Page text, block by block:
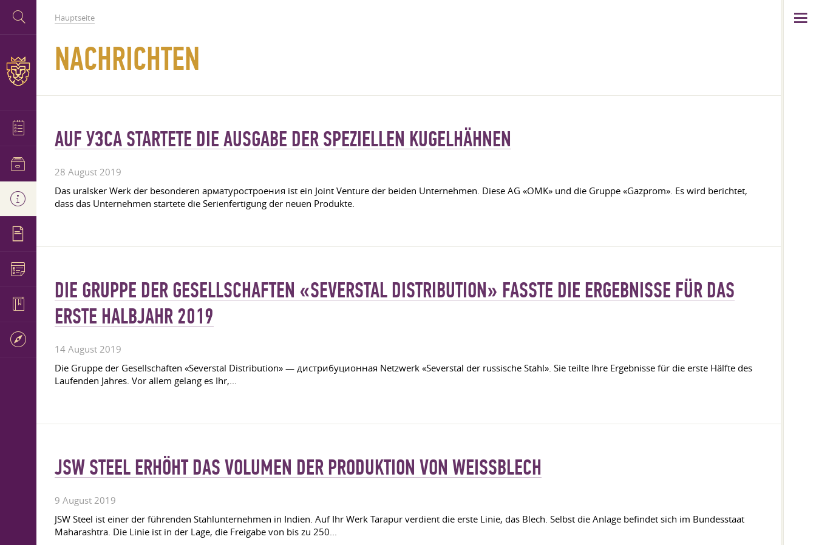
Hauptseite
NACHRICHTEN
AUF УЗСА STARTETE DIE AUSGABE DER SPEZIELLEN KUGELHÄHNEN
28 August 2019
Das uralsker Werk der besonderen арматуростроения ist ein Joint Venture der beiden Unternehmen. Diese AG «OMK» und die Gruppe «Gazprom». Es wird berichtet,
dass das Unternehmen startete die Serienfertigung der neuen Produkte.
DIE GRUPPE DER GESELLSCHAFTEN «SEVERSTAL DISTRIBUTION» FASSTE DIE ERGEBNISSE FÜR DAS
ERSTE HALBJAHR 2019
14 August 2019
Die Gruppe der Gesellschaften «Severstal Distribution» — дистрибуционная Netzwerk «Severstal der russische Stahl». Sie teilte Ihre Ergebnisse für die erste Hälfte des
Laufenden Jahres. Vor allem gelang es Ihr,...
JSW STEEL ERHÖHT DAS VOLUMEN DER PRODUKTION VON WEISSBLECH
9 August 2019
JSW Steel ist einer der führenden Stahlunternehmen in Indien. Auf Ihr Werk Tarapur verdient die erste Linie, das Blech. Selbst die Anlage befindet sich im Bundesstaat
Maharashtra. Die Linie ist in der Lage, die Freigabe von bis zu 250...